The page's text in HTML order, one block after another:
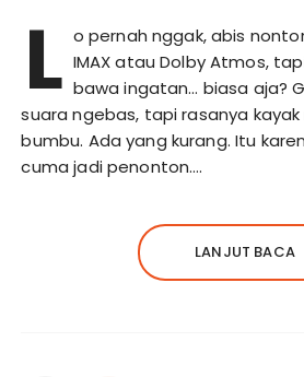
L o pernah nggak, abis
IMAX atau Dolby Atmos,
bawa ingatan… biasa aja?
suara ngebas, tapi rasanya
bumbu. Ada yang kurang. Itu
cuma jadi penonton….
LANJUT BACA